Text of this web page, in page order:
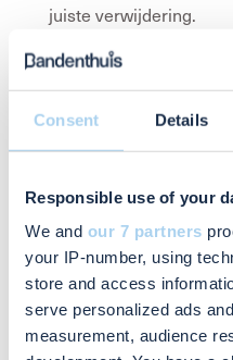
Consent Details
Responsible use of your
We and our 7 partners
your IP-number, using
store and access
serve personalized ads
measurement, audience
juiste verwijdering.
Hulp nodig?
Heb je hulp nodig bij het
zomerband? Geen
gerust op 088 – 255 72
band het beste past bij
zomer maar komen!